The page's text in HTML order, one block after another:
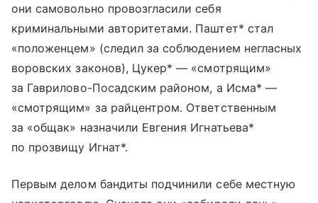
они самовольно провозгласили себя
криминальными авторитетами. Паштет* стал
«положенцем» (следил за соблюдением негласных
воровских законов), Цукер* — «смотрящим»
за Гаврилово-Посадским районом, а Исма* —
«смотрящим» за райцентром. Ответственным
за «общак» назначили Евгения Игнатьева*
по прозвищу Игнат*.
Первым делом бандиты подчинили себе местную